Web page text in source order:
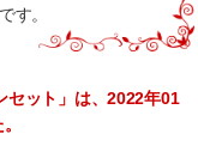
す。
セット」は、2022年01